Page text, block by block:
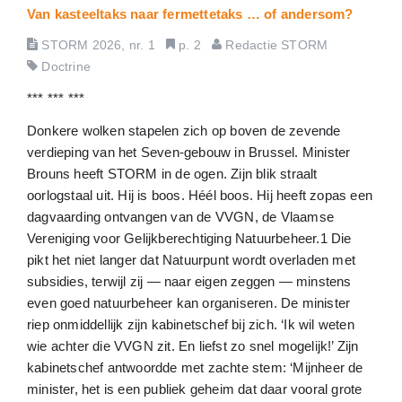
2 (2)
Van kasteeltaks naar fermettetaks … of andersom?
STORM 2026, nr. 1 p. 2
Redactie STORM
Doctrine
*** *** ***
Donkere wolken stapelen zich op boven de zevende
verdieping van het Seven-gebouw in Brussel. Minister
Brouns heeft STORM in de ogen. Zijn blik straalt
oorlogstaal uit. Hij is boos. Héél boos. Hij heeft zopas een
dagvaarding ontvangen van de VVGN, de Vlaamse
Vereniging voor Gelijkberechtiging Natuurbeheer.1 Die
pikt het niet langer dat Natuurpunt wordt overladen met
subsidies, terwijl zij — naar eigen zeggen — minstens
even goed natuurbeheer kan organiseren. De minister
riep onmiddellijk zijn kabinetschef bij zich. ‘Ik wil weten
wie achter die VVGN zit. En liefst zo snel mogelijk!’ Zijn
kabinetschef antwoordde met zachte stem: ‘Mijnheer de
minister, het is een publiek geheim dat daar vooral grote